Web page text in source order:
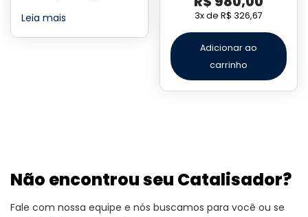
Leia mais 3x deR$ 326,67
Adicionar ao
carrinho
Não encontrou seu Catalisador?
Fale com nossa equipe e nós buscamos para você ou se